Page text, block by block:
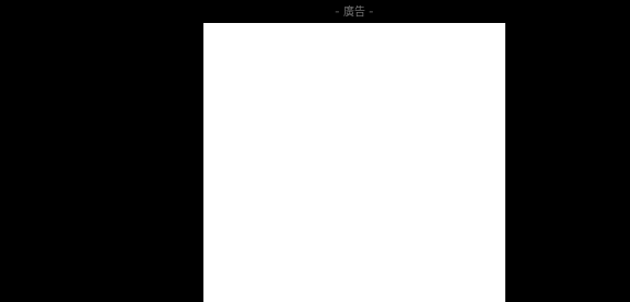
- 廣告 -